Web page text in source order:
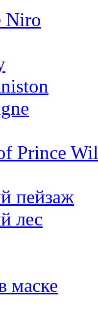
Niro
Prince
пейзаж
лес
маске